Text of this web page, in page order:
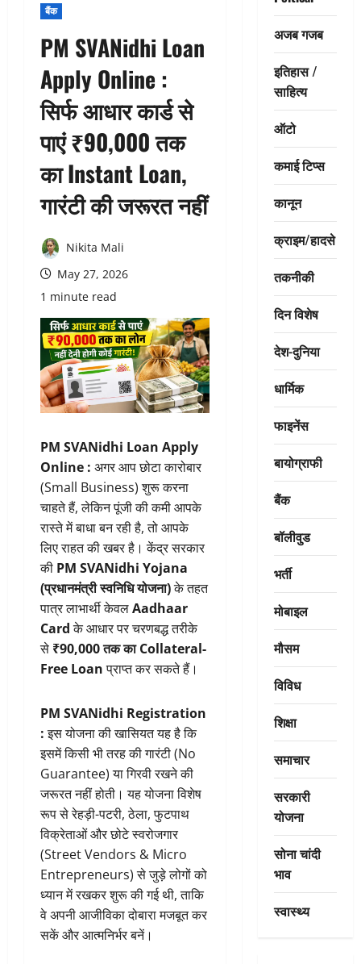
बैंक
PM SVANidhi Loan
Apply Online :
सिर्फ आधार कार्ड से
पाएं ₹90,000 तक
का Instant Loan,
गारंटी की जरूरत नहीं
Nikita Mali
May 27, 2026
1 minute read
PM SVANidhi Loan Apply
Online : अगर आप छोटा कारोबार
(Small Business) शुरू करना
चाहते हैं, लेकिन पूंजी की कमी आपके
रास्ते में बाधा बन रही है, तो आपके
लिए राहत की खबर है। केंद्र सरकार
की PM SVANidhi Yojana
(प्रधानमंत्री स्वनिधि योजना)के तहत
पात्र लाभार्थी केवलAadhaar
Cardके आधार पर चरणबद्ध तरीके
से ₹90,000 तक का Collateral-
Free Loanप्राप्त कर सकते हैं।
PM SVANidhi Registration
:इस योजना की खासियत यह है कि
इसमें किसी भी तरह की गारंटी (No
Guarantee) या गिरवी रखने की
जरूरत नहीं होती। यह योजना विशेष
रूप से रेहड़ी-पटरी, ठेला, फुटपाथ
विक्रेताओं और छोटे स्वरोजगार
(Street Vendors & Micro
Entrepreneurs) से जुड़े लोगों को
ध्यान में रखकर शुरू की गई थी, ताकि
वे अपनी आजीविका दोबारा मजबूत कर
सकें और आत्मनिर्भर बनें।
अजब गजब
इतिहास /
साहित्य
ऑटो
कमाई टिप्स
कानून
क्राइम/हादसे
तकनीकी
दिन विशेष
देश-दुनिया
धार्मिक
फाइनेंस
बायोग्राफी
बैंक
बॉलीवुड
भर्ती
मोबाइल
मौसम
विविध
शिक्षा
समाचार
सरकारी
योजना
सोना चांदी
भाव
स्वास्थ्य